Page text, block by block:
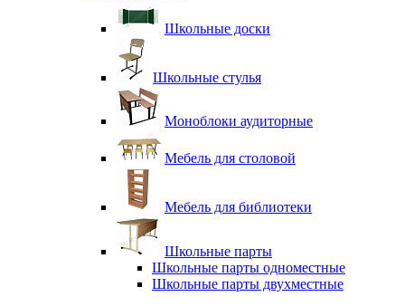
Школьные доски
Школьные стулья
Моноблоки аудиторные
Мебель для столовой
Мебель для библиотеки
Школьные парты
Школьные парты одноместные
Школьные парты двухместные